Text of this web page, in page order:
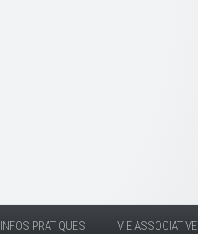
INFOS PRATIQUES VIE ASSOCIATIVE